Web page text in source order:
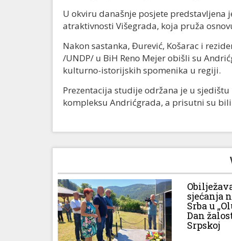
U okviru današnje posjete
atraktivnosti Višegrada, koja pruža
Nakon sastanka, Đurević, Košarac i
/UNDP/ u BiH Reno Mejer obišli su
kulturno-istorijskih spomenika u regiji.
Prezentacija studije održana je u
kompleksu Andrićgrada, a prisutni su
sjećanja
Srba u
Dan
Srpskoj